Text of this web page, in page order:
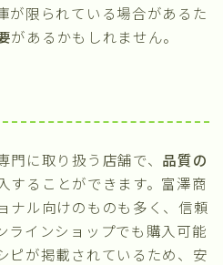
が限られている場合があるた
があるかもしれません。
に取り扱う店舗で、 品質の
することができます。富澤商
ナル向けのものも多く、信頼
ラインショップでも購入可能
ピが掲載されているため、安